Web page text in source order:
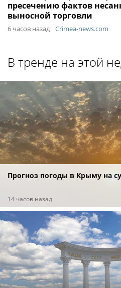
пресечению фактов
выносной торговли
6 часов назад Crimea-news.com
В тренде на этой
Прогноз погоды в Крыму на
14 часов назад